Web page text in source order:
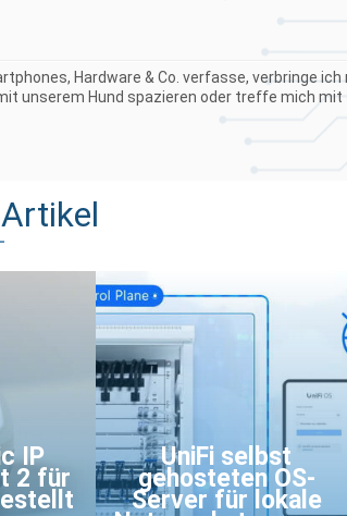
Hardware & Co. verfasse, verbringe ich
unserem Hund spazieren oder treffe mich mit
IP
2 für
UniFi selbst
gehosteten OS-
Server für lokale